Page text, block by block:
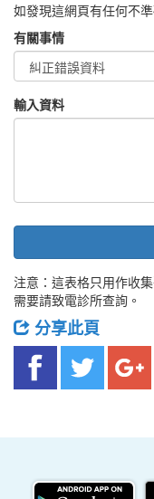
如發現這網頁有任何不
有關事情
輸入資料
注意：這表格只用作收
需要請致電診所查詢。
分享此頁